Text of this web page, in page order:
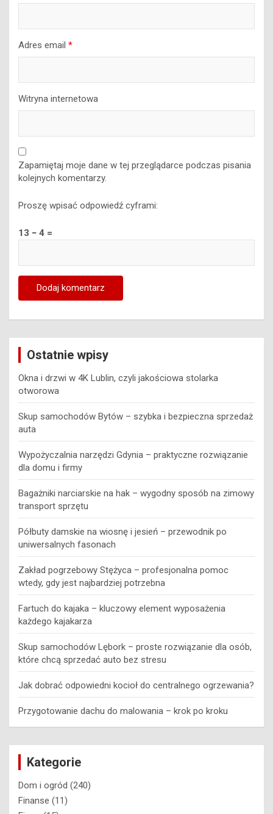
Zapamiętaj moje dane w tej przeglądarce podczas pisania
kolejnych komentarzy.
Ostatnie wpisy
otworowa
auta
Wypożyczalnia narzędzi Gdynia – praktyczne rozwiązanie
dla domu i firmy
Bagażniki narciarskie na hak – wygodny sposób na zimowy
transport sprzętu
Półbuty damskie na wiosnę i jesień – przewodnik po
uniwersalnych fasonach
Zakład pogrzebowy Stężyca – profesjonalna pomoc
wtedy, gdy jest najbardziej potrzebna
Fartuch do kajaka – kluczowy element wyposażenia
każdego kajakarza
Skup samochodów Lębork – proste rozwiązanie dla osób,
które chcą sprzedać auto bez stresu
Jak dobrać odpowiedni kocioł do centralnego ogrzewania?
Kategorie
Dom i ogród